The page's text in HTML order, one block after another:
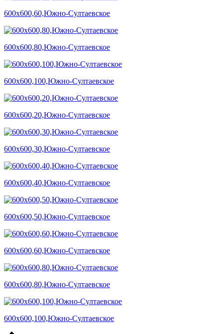
600х600,60,Южно-Султаевское
600х600,80,Южно-Султаевское
600х600,100,Южно-Султаевское
600х600,20,Южно-Султаевское
600х600,30,Южно-Султаевское
600х600,40,Южно-Султаевское
600х600,50,Южно-Султаевское
600х600,60,Южно-Султаевское
600х600,80,Южно-Султаевское
600х600,100,Южно-Султаевское